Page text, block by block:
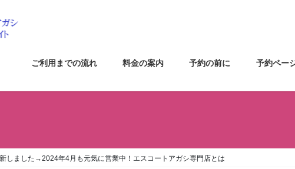
ご利用までの流れ 料金の案内 予約の前に 予約ペー
しました→2024年4月も元気に営業中！エスコートアガシ専門店とは